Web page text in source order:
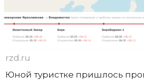
rzd.ru
Юной туристке пришлось